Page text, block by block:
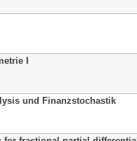
I
und Finanzstochastik